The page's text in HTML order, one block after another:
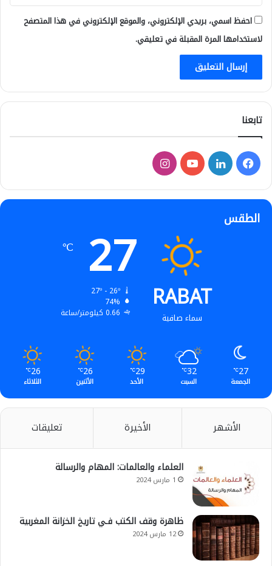
احفظ اسمي، بريدي الإلكتروني، والموقع الإلكتروني في هذا المتصفح
لاستخدامها المرة المقبلة في تعليقي.
تابعنا
فيسبوكلينكدإن‫YouTubeانستقرام
الطقس
RABAT
سماء صافية
27
℃
27º - 26º
74%
0.66 كيلومتر/ساعة
27
℃
الجمعة
32
℃
السبت
29
℃
الأحد
26
℃
الأثنين
26
℃
الثلاثاء
الأشهر الأخيرة تعليقات
العلماء والعالمات: المهام والرسالة
1 مارس 2024
ظاهرة وقف الكتب فـي تاريخ الخزانة المغربية
12 مارس 2024